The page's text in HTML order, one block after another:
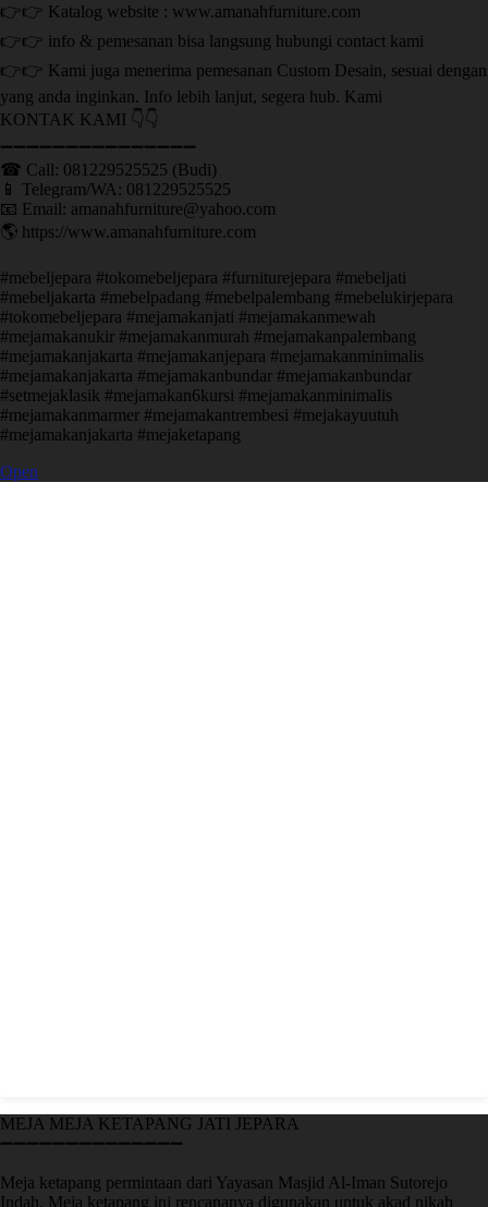
👉👉 Katalog website : www.amanahfurniture.com
👉👉 info & pemesanan bisa langsung hubungi contact kami
👉👉 Kami juga menerima pemesanan Custom Desain, sesuai dengan
yang anda inginkan. Info lebih lanjut, segera hub. Kami
KONTAK KAMI 👇👇
➖➖➖➖➖➖➖➖➖➖➖➖➖➖➖ ㅤ
☎ Call: 081229525525 (Budi)
📱 Telegram/WA: 081229525525
📧 Email: amanahfurniture@yahoo.com
🌎 https://www.amanahfurniture.com
#mebeljepara #tokomebeljepara #furniturejepara #mebeljati
#mebeljakarta #mebelpadang #mebelpalembang #mebelukirjepara
#tokomebeljepara #mejamakanjati #mejamakanmewah
#mejamakanukir #mejamakanmurah #mejamakanpalembang
#mejamakanjakarta #mejamakanjepara #mejamakanminimalis
#mejamakanjakarta #mejamakanbundar #mejamakanbundar
#setmejaklasik #mejamakan6kursi #mejamakanminimalis
#mejamakanmarmer #mejamakantrembesi #mejakayuutuh
#mejamakanjakarta #mejaketapang
Open
MEJA MEJA KETAPANG JATI JEPARA
➖➖➖➖➖➖➖➖➖➖➖➖➖➖
Meja ketapang permintaan dari Yayasan Masjid Al-Iman Sutorejo
Indah. Meja ketapang ini rencananya digunakan untuk akad nikah